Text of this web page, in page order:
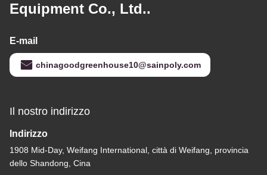
Equipment Co., Ltd..
E-mail
chinagoodgreenhouse10@sainpoly.com
Il nostro indirizzo
Indirizzo
1908 Mid-Day, Weifang International, città di Weifang, provincia
dello Shandong, Cina